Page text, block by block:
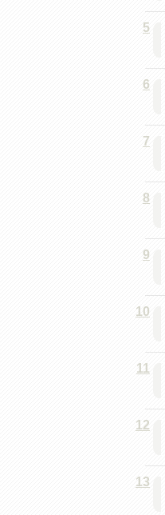
5
6
7
8
9
10
11
12
13